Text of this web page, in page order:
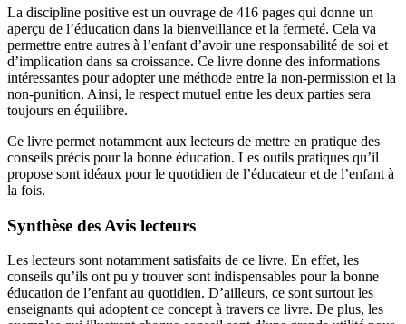
La discipline positive est un ouvrage de 416 pages qui donne un
aperçu de l’éducation dans la bienveillance et la fermeté. Cela va
permettre entre autres à l’enfant d’avoir une responsabilité de soi et
d’implication dans sa croissance. Ce livre donne des informations
intéressantes pour adopter une méthode entre la non-permission et la
non-punition. Ainsi, le respect mutuel entre les deux parties sera
toujours en équilibre.
Ce livre permet notamment aux lecteurs de mettre en pratique des
conseils précis pour la bonne éducation. Les outils pratiques qu’il
propose sont idéaux pour le quotidien de l’éducateur et de l’enfant à
la fois.
Synthèse des Avis lecteurs
Les lecteurs sont notamment satisfaits de ce livre. En effet, les
conseils qu’ils ont pu y trouver sont indispensables pour la bonne
éducation de l’enfant au quotidien. D’ailleurs, ce sont surtout les
enseignants qui adoptent ce concept à travers ce livre. De plus, les